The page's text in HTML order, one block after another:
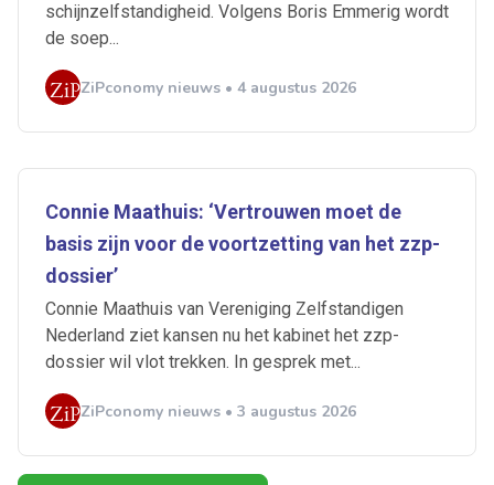
schijnzelfstandigheid. Volgens Boris Emmerig wordt
de soep...
ZiPconomy nieuws • 4 augustus 2026
Connie Maathuis: ‘Vertrouwen moet de
basis zijn voor de voortzetting van het zzp-
dossier’
Connie Maathuis van Vereniging Zelfstandigen
Nederland ziet kansen nu het kabinet het zzp-
dossier wil vlot trekken. In gesprek met...
ZiPconomy nieuws • 3 augustus 2026
Ontvang vacatures direct in
je mailbox
Alerts ontvangen
Artikelen zoeken
Alles Ingezonden ABU
Bureau Cicero
Doorzaam
Flexmarkt Flexnieuws
NBBU
Normering Arbeid